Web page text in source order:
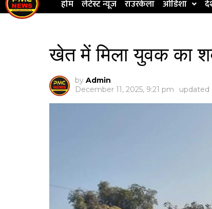
होम लेटेस्ट न्यूज राउरकेला ओडिशा
खेत में मिला युवक का
by Admin
December 11, 2025, 9:21 pm
updated